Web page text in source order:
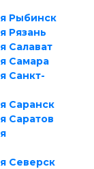
Рыбинск
Рязань
Салават
Самара
Санкт-
Саранск
Саратов
Северск